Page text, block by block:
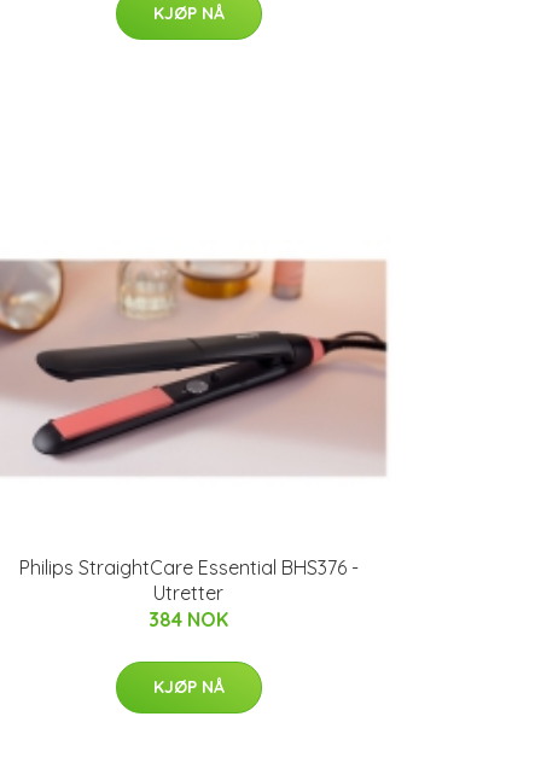
KJØP NÅ
Philips StraightCare Essential BHS376 -
Utretter
384 NOK
KJØP NÅ